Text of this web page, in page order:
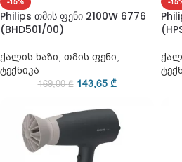
Philips თმის ფენი 2100W 6776
(BHD501/00)
ქალის ხაზი, თმის ფენი,
ტექნიკა
169,00₾ 143,65 ₾